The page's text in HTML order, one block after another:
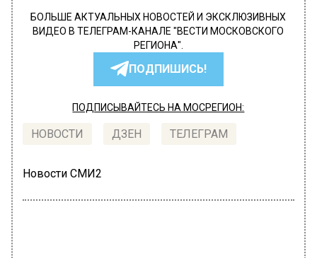
БОЛЬШЕ АКТУАЛЬНЫХ НОВОСТЕЙ И ЭКСКЛЮЗИВНЫХ
ВИДЕО В ТЕЛЕГРАМ-КАНАЛЕ "ВЕСТИ МОСКОВСКОГО
РЕГИОНА".
ПОДПИШИСЬ!
ПОДПИСЫВАЙТЕСЬ НА МОСРЕГИОН:
НОВОСТИ ДЗЕН ТЕЛЕГРАМ
Новости СМИ2